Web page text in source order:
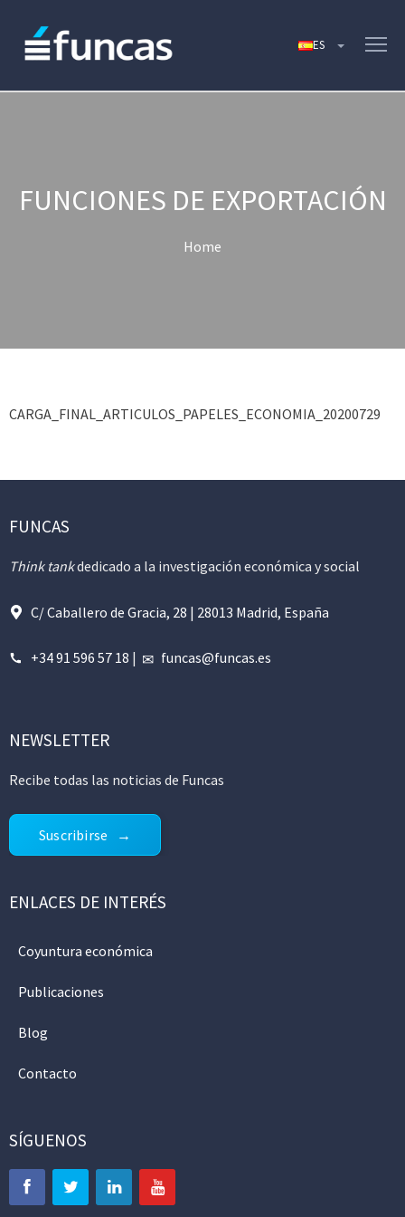
FUNCIONES DE EXPORTACIÓN
Home
CARGA_FINAL_ARTICULOS_PAPELES_ECONOMIA_20200729
FUNCAS
Think tankdedicado a la investigación económica y social
C/ Caballero de Gracia, 28 | 28013 Madrid, España
+34 91 596 57 18 | funcas@funcas.es
NEWSLETTER
Recibe todas las noticias de Funcas
Suscribirse
ENLACES DE INTERÉS
Coyuntura económica
Publicaciones
Blog
Contacto
SÍGUENOS